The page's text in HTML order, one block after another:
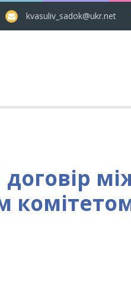
kvasuliv_sadok@ukr.net